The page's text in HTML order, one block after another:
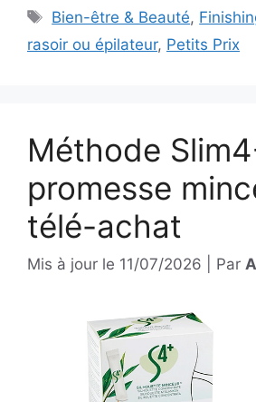
Étiquettes
Bien-être & Beauté,
rasoir ou épilateur, Petits Prix
Méthode
promesse
télé-achat
Mis à jour le 11/07/2026 Par